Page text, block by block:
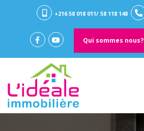
+216 58 018 011/ 58 118 148
Qui sommes nous?